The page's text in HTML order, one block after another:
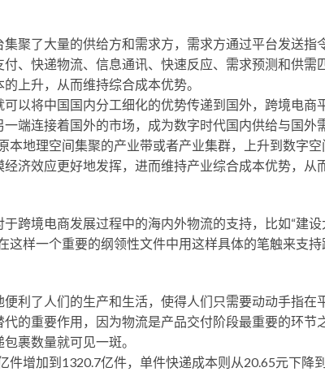
聚了大量的供给方和需求方，需求方通过平台发送
、快递物流、信息通讯、快速反应、需求预测和供
上升，从而维持综合成本优势。
以将中国国内分工细化的优势传递到国外，跨境电
端连接着国外的市场，成为数字时代国内供给与国
本地理空间集聚的产业带或者产业集群，上升到数字
济效应更好地发挥，进而维持产业综合成本优势，
跨境电商发展过程中的海内外物流的支持，比如“建
这样一个重要的纲领性文件中用这样具体的笔触来支
利了人们的生产和生活，使得人们只需要动动手指在
的重要作用，因为物流是产品交付阶段最重要的环
裹数量就可见一斑。
件增加到1320.7亿件，单件快递成本则从20.65元下降